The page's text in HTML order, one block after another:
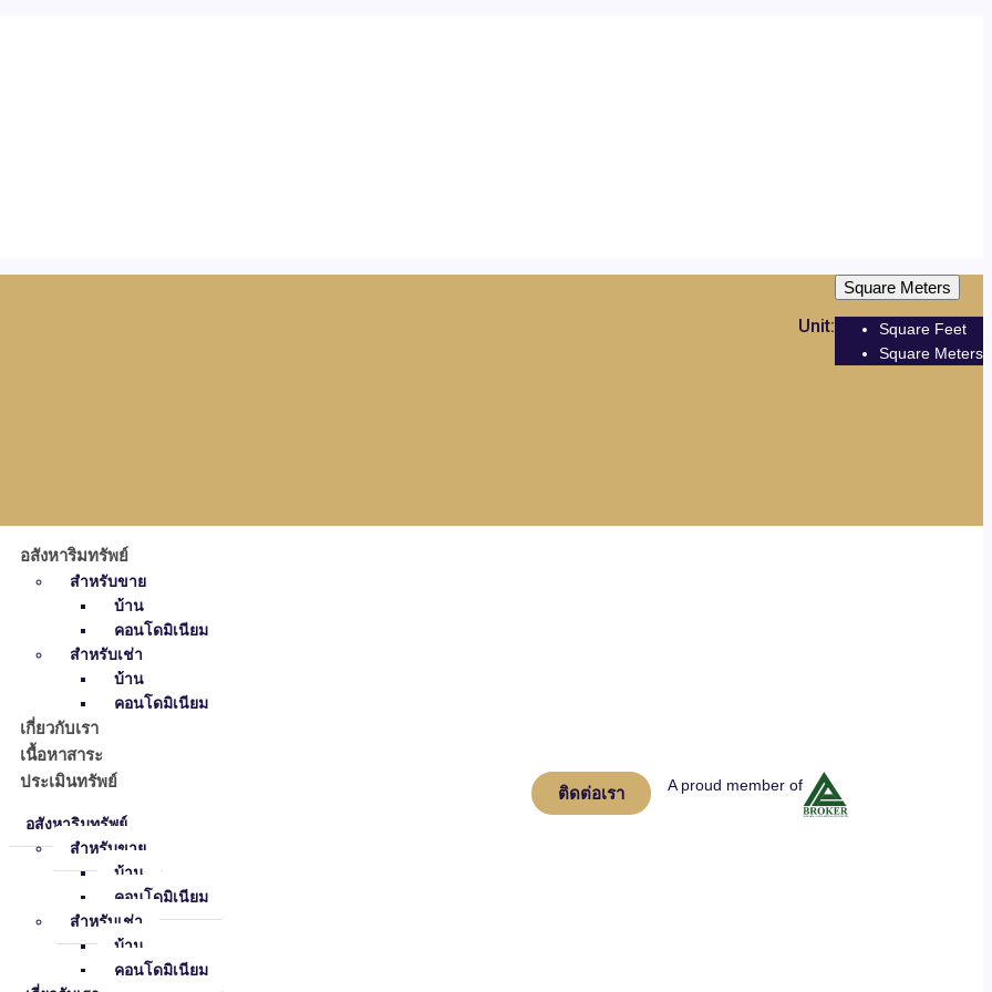
Unit:
Square Meters
Square Feet
Square Meters
อสังหาริมทรัพย์
สำหรับขาย
บ้าน
คอนโดมิเนียม
สำหรับเช่า
บ้าน
คอนโดมิเนียม
เกี่ยวกับเรา
เนื้อหาสาระ
ประเมินทรัพย์
อสังหาริมทรัพย์
สำหรับขาย
บ้าน
คอนโดมิเนียม
สำหรับเช่า
บ้าน
คอนโดมิเนียม
ติดต่อเรา A proud member of